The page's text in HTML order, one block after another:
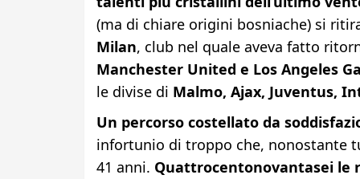
(ma di chiare origini bosniache) si
Milan, club nel quale aveva fatto
Manchester United e Los Angeles
le divise di Malmo, Ajax, Juventus,
Un percorso costellato da
infortunio di troppo che, nonostante
41 anni. Quattrocentonovantasei le